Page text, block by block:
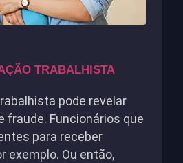
TRABALHISTA
pode revelar
fraude. Funcionários que
para receber
exemplo. Ou então,